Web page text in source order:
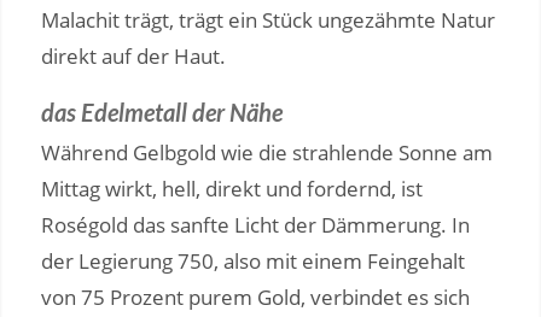
Malachit trägt, trägt ein Stück ungezähmte Natur
direkt auf der Haut.
das Edelmetall der Nähe
Während Gelbgold wie die strahlende Sonne am
Mittag wirkt, hell, direkt und fordernd, ist
Roségold das sanfte Licht der Dämmerung. In
der Legierung 750, also mit einem Feingehalt
von 75 Prozent purem Gold, verbindet es sich